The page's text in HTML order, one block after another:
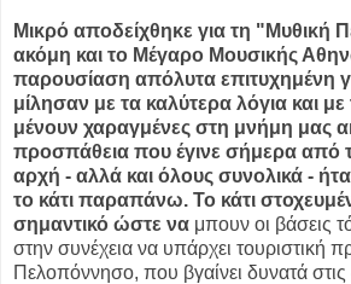
Μικρό αποδείχθηκε για τη "Μυθική
ακόμη και το Μέγαρο Μουσικής
παρουσίαση απόλυτα επιτυχημένη
μίλησαν με τα καλύτερα λόγια και
μένουν χαραγμένες στη μνήμη μας
προσπάθεια που έγινε σήμερα από
αρχή - αλλά και όλους συνολικά -
το κάτι παραπάνω. Το κάτι
σημαντικό ώστε να μπουν οι βάσεις
στην συνέχεια να υπάρχει τουριστική
Πελοπόννησο, που βγαίνει δυνατά στις